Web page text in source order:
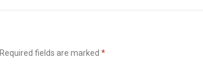
Required fields are marked *